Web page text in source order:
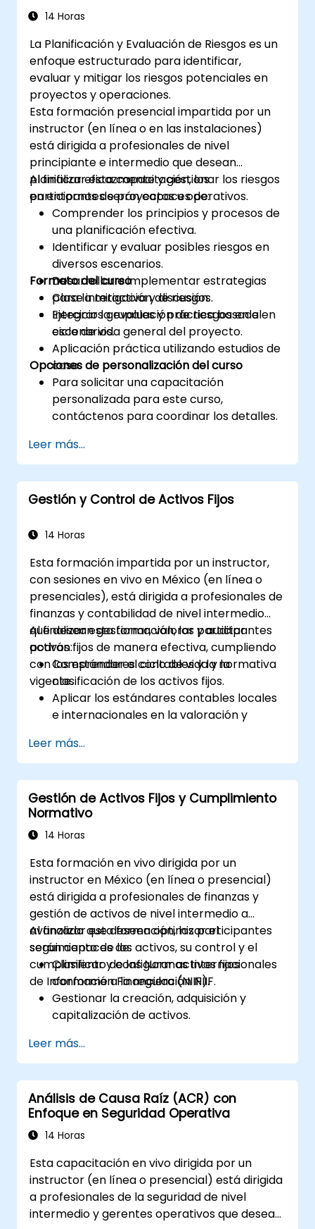
14 Horas
La Planificación y Evaluación de Riesgos es un
enfoque estructurado para identificar,
evaluar y mitigar los riesgos potenciales en
proyectos y operaciones.
Esta formación presencial impartida por un
instructor (en línea o en las instalaciones)
está dirigida a profesionales de nivel
principiante e intermedio que desean
planificar eficazmente y gestionar los riesgos
en entornos de proyectos u operativos.
Al finalizar esta capacitación, los
participantes serán capaces de:
Comprender los principios y procesos de
una planificación efectiva.
Identificar y evaluar posibles riesgos en
diversos escenarios.
Desarrollar e implementar estrategias
para la mitigación de riesgos.
Integrar la evaluación de riesgos en el
ciclo de vida general del proyecto.
Formato del curso
Clase interactiva y discusión.
Ejercicios grupales y práctica basada en
escenarios.
Aplicación práctica utilizando estudios de
caso.
Opciones de personalización del curso
Para solicitar una capacitación
personalizada para este curso,
contáctenos para coordinar los detalles.
Leer más...
Gestión y Control de Activos Fijos
14 Horas
Esta formación impartida por un instructor,
con sesiones en vivo en México (en línea o
presenciales), está dirigida a profesionales de
finanzas y contabilidad de nivel intermedio
que desean gestionar, valorar y auditar
activos fijos de manera efectiva, cumpliendo
con los estándares contables y la normativa
vigente.
Al finalizar esta formación, los participantes
podrán:
Comprender el ciclo de vida y la
clasificación de los activos fijos.
Aplicar los estándares contables locales
e internacionales en la valoración y
Gestionar los activos fijos con controles
adecuados, herramientas y
procedimientos.
Cumplir con los marcos legales y
tributarios relevantes para la gestión y el
reporte de activos.
Leer más...
Gestión de Activos Fijos y Cumplimiento
Normativo
14 Horas
Esta formación en vivo dirigida por un
instructor en México (en línea o presencial)
está dirigida a profesionales de finanzas y
gestión de activos de nivel intermedio a
avanzado que deseen optimizar el
seguimiento de los activos, su control y el
cumplimiento de las Normas Internacionales
de Información Financiera (NIIF).
Al finalizar esta formación, los participantes
serán capaces de:
Clasificar y configurar activos fijos
conforme a la regulación NIIF.
Gestionar la creación, adquisición y
capitalización de activos.
seguimiento y monitoreo de activos.
Aplicar métodos adecuados de
depreciación y amortización.
Procesar eficazmente los movimientos,
transferencias y bajas de activos.
Garantizar el cumplimiento de las normas
Leer más...
Análisis de Causa Raíz (ACR) con
Enfoque en Seguridad Operativa
14 Horas
Esta capacitación en vivo dirigida por un
instructor (en línea o presencial) está dirigida
a profesionales de la seguridad de nivel
intermedio y gerentes operativos que desean